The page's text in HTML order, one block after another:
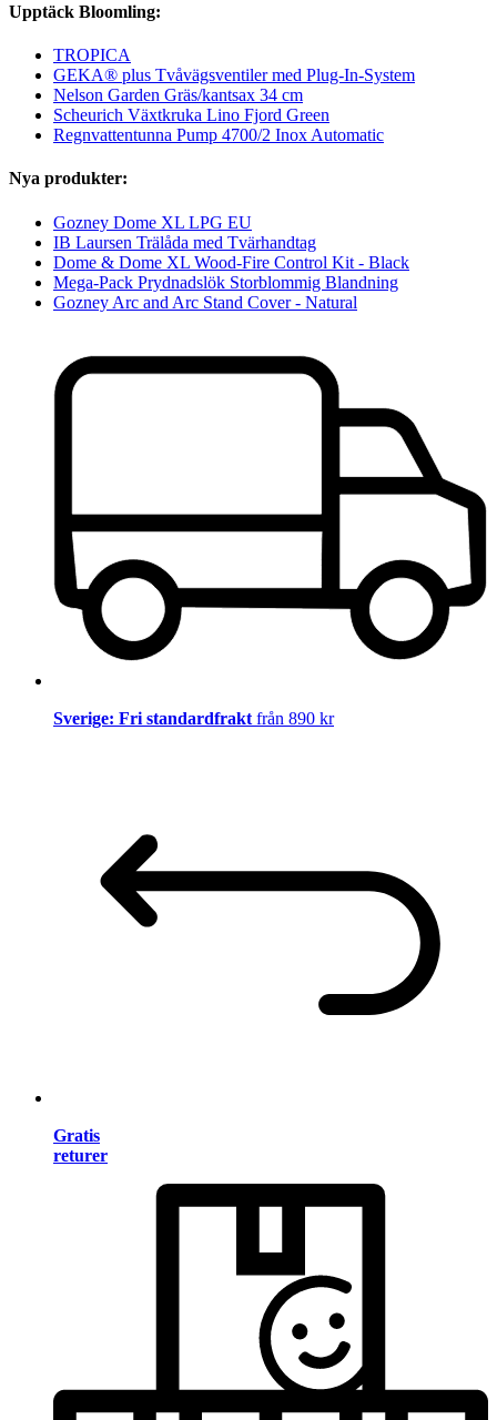
Upptäck Bloomling:
TROPICA
GEKA® plus Tvåvägsventiler med Plug-In-System
Nelson Garden Gräs/kantsax 34 cm
Scheurich Växtkruka Lino Fjord Green
Regnvattentunna Pump 4700/2 Inox Automatic
Nya produkter:
Gozney Dome XL LPG EU
IB Laursen Trälåda med Tvärhandtag
Dome & Dome XL Wood-Fire Control Kit - Black
Mega-Pack Prydnadslök Storblommig Blandning
Gozney Arc and Arc Stand Cover - Natural
Sverige: Fri standardfrakt från 890 kr
Gratis
returer